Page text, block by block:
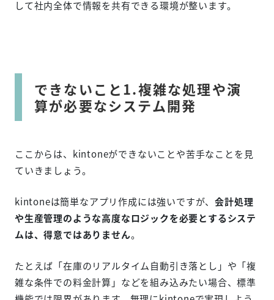
して社内全体で情報を共有できる環境が整います。
できないこと1.複雑な処理や演
算が必要なシステム開発
ここからは、kintoneができないことや苦手なことを見
ていきましょう。
kintoneは簡単なアプリ作成には強いですが、会計処理
や生産管理のような高度なロジックを必要とするシステ
ムは、得意ではありません。
たとえば「在庫のリアルタイム自動引き落とし」や「複
雑な条件での料金計算」などを組み込みたい場合、標準